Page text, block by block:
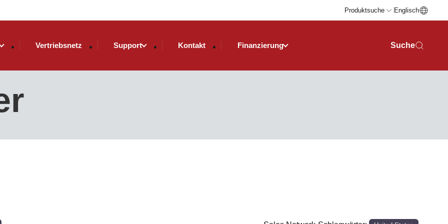
Produktsuche Englisch
Vertriebsnetz Support Kontakt Finanzierung Suche